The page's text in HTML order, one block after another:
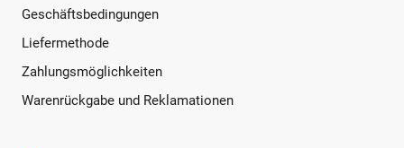
Geschäftsbedingungen
Liefermethode
Zahlungsmöglichkeiten
Warenrückgabe und Reklamationen